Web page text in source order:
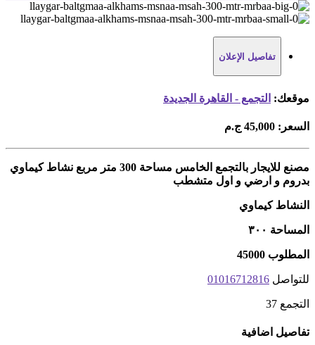
تفاصيل الإعلان
موقعك: التجمع - القاهرة الجديدة
السعر: 45,000 ج.م
مصنع للايجار بالتجمع الخامس مساحة 300 متر مربع نشاط كيماوي
بدروم و ارضي و اول متشطب
النشاط كيماوي
المساحة ٣٠٠
المطلوب 45000
للتواصل 01016712816
التجمع 37
تفاصيل اضافية